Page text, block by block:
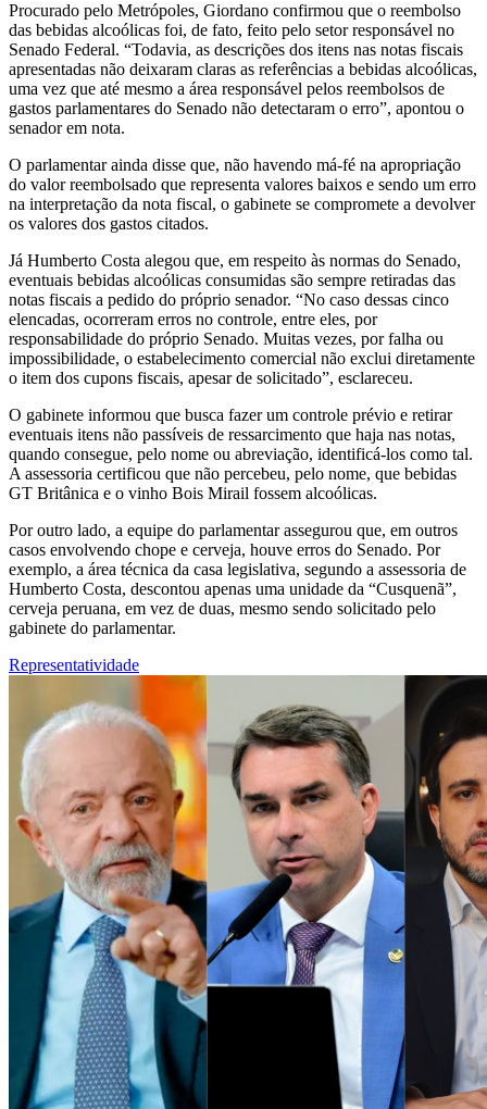
Procurado pelo Metrópoles, Giordano confirmou que o reembolso
das bebidas alcoólicas foi, de fato, feito pelo setor responsável no
Senado Federal. “Todavia, as descrições dos itens nas notas fiscais
apresentadas não deixaram claras as referências a bebidas alcoólicas,
uma vez que até mesmo a área responsável pelos reembolsos de
gastos parlamentares do Senado não detectaram o erro”, apontou o
senador em nota.
O parlamentar ainda disse que, não havendo má-fé na apropriação
do valor reembolsado que representa valores baixos e sendo um erro
na interpretação da nota fiscal, o gabinete se compromete a devolver
os valores dos gastos citados.
Já Humberto Costa alegou que, em respeito às normas do Senado,
eventuais bebidas alcoólicas consumidas são sempre retiradas das
notas fiscais a pedido do próprio senador. “No caso dessas cinco
elencadas, ocorreram erros no controle, entre eles, por
responsabilidade do próprio Senado. Muitas vezes, por falha ou
impossibilidade, o estabelecimento comercial não exclui diretamente
o item dos cupons fiscais, apesar de solicitado”, esclareceu.
O gabinete informou que busca fazer um controle prévio e retirar
eventuais itens não passíveis de ressarcimento que haja nas notas,
quando consegue, pelo nome ou abreviação, identificá-los como tal.
A assessoria certificou que não percebeu, pelo nome, que bebidas
GT Britânica e o vinho Bois Mirail fossem alcoólicas.
Por outro lado, a equipe do parlamentar assegurou que, em outros
casos envolvendo chope e cerveja, houve erros do Senado. Por
exemplo, a área técnica da casa legislativa, segundo a assessoria de
Humberto Costa, descontou apenas uma unidade da “Cusquenã”,
cerveja peruana, em vez de duas, mesmo sendo solicitado pelo
gabinete do parlamentar.
Representatividade